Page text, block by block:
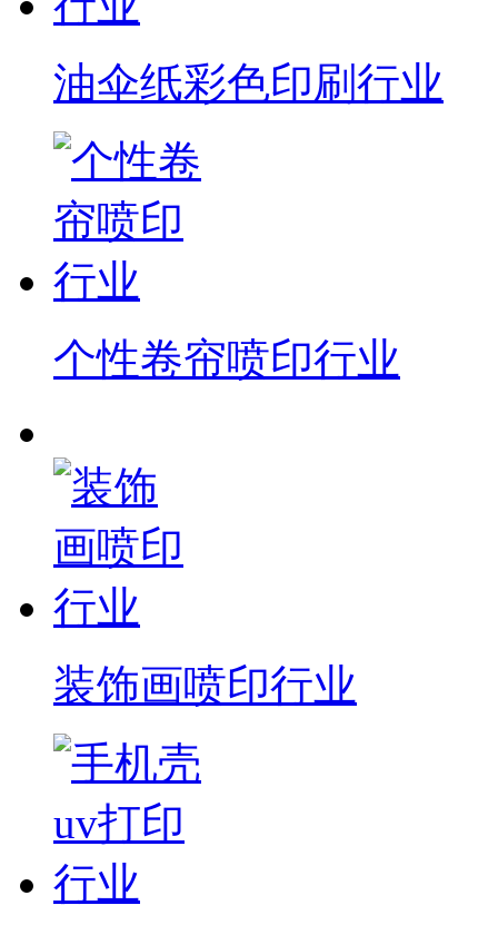
油伞纸彩色印刷行业
个性卷帘喷印行业
装饰画喷印行业